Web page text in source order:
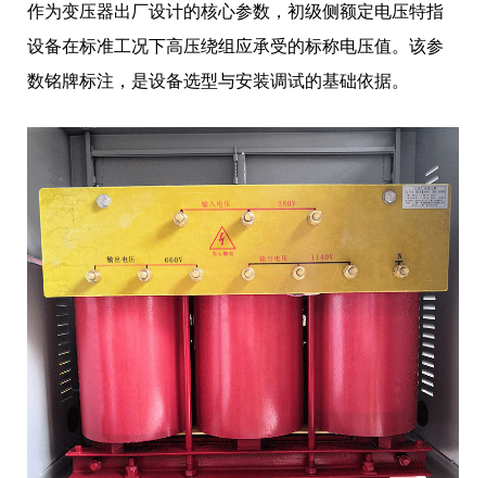
作为变压器出厂设计的核心参数，初级侧额定电压特指
设备在标准工况下高压绕组应承受的标称电压值。该参
数铭牌标注，是设备选型与安装调试的基础依据。